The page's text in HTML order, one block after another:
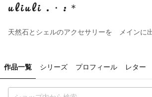
uliuli .・:＊
天然石とシェルのアクセサリーを メインに
作品一覧 シリーズ プロフィール レター